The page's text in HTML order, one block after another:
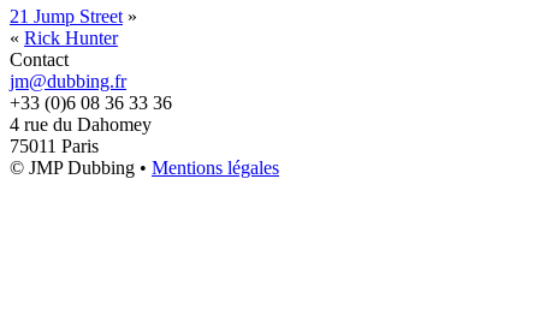
21 Jump Street »
« Rick Hunter
Contact
jm@dubbing.fr
+33 (0)6 08 36 33 36
4 rue du Dahomey
75011 Paris
© JMP Dubbing • Mentions légales